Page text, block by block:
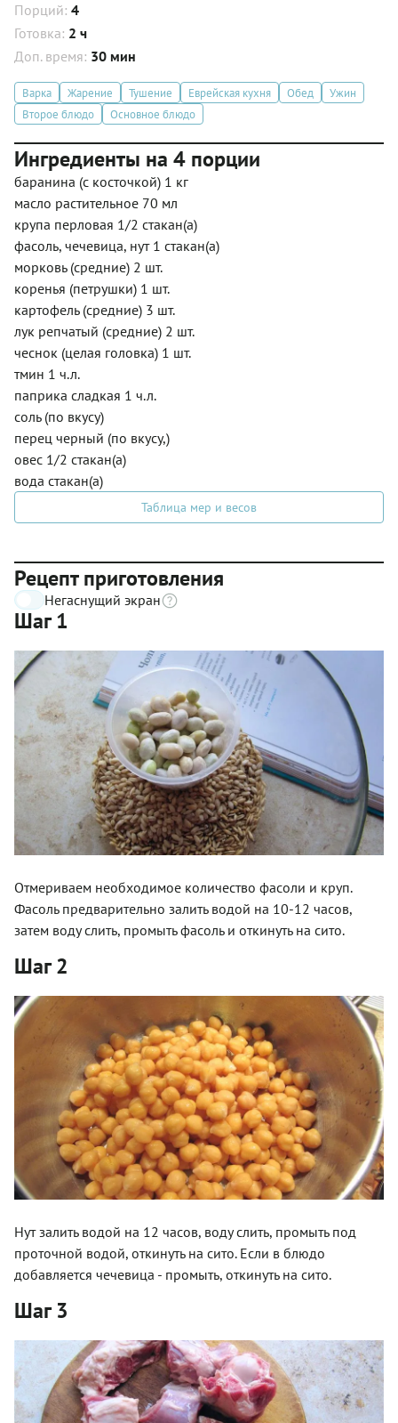
Порций: 4
Готовка: 2 ч
Доп. время: 30 мин
Варка Жарение Тушение Еврейская кухня Обед
Ужин
Второе блюдо
Основное блюдо
Ингредиенты на 4 порции
баранина (с косточкой) 1 кг
масло растительное 70 мл
крупа перловая 1/2 стакан(а)
фасоль, чечевица, нут 1 стакан(а)
морковь (средние) 2 шт.
коренья (петрушки) 1 шт.
картофель (средние) 3 шт.
лук репчатый (средние) 2 шт.
чеснок (целая головка) 1 шт.
тмин 1 ч.л.
паприка сладкая 1 ч.л.
соль (по вкусу)
перец черный (по вкусу,)
овес 1/2 стакан(а)
вода стакан(а)
Таблица мер и весов
Рецепт приготовления
Негаснущий экран
Шаг 1
Отмериваем необходимое количество фасоли и круп.
Фасоль предварительно залить водой на 10-12 часов,
затем воду слить, промыть фасоль и откинуть на сито.
Шаг 2
Нут залить водой на 12 часов, воду слить, промыть под
проточной водой, откинуть на сито. Если в блюдо
добавляется чечевица - промыть, откинуть на сито.
Шаг 3